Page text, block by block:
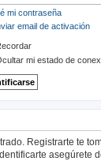
mi contraseña
email de activación
mi estado de
Registrarte te
asegúrete